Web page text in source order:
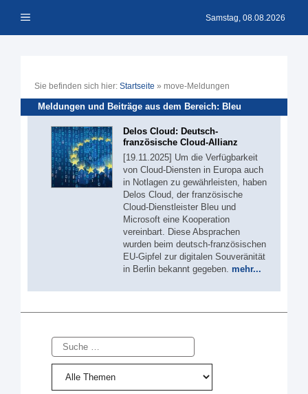
Inhalt Menü Samstag, 08.08.2026
Sie befinden sich hier: Startseite » move-Meldungen
Meldungen und Beiträge aus dem Bereich: Bleu
Delos Cloud: Deutsch-
französische Cloud-Allianz
[19.11.2025] Um die Verfügbarkeit
von Cloud-Diensten in Europa auch
in Notlagen zu gewährleisten, haben
Delos Cloud, der französische
Cloud-Dienstleister Bleu und
Microsoft eine Kooperation
vereinbart. Diese Absprachen
wurden beim deutsch-französischen
EU-Gipfel zur digitalen Souveränität
in Berlin bekannt gegeben. mehr...
Suche